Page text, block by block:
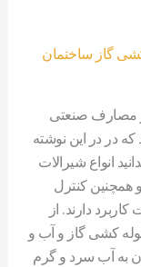
گاز ساختمان
و مصارف صنعتی
در در این نوشته
انواع شیرالات
کنترل
دارند. از
کشی گاز و آب و
به آب سرد و گرم